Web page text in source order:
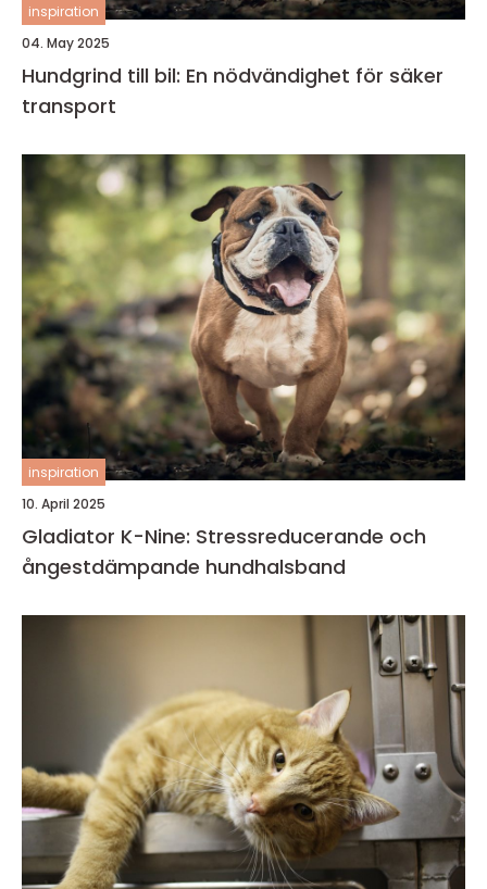
inspiration
04. May 2025
Hundgrind till bil: En nödvändighet för säker
transport
inspiration
10. April 2025
Gladiator K-Nine: Stressreducerande och
ångestdämpande hundhalsband